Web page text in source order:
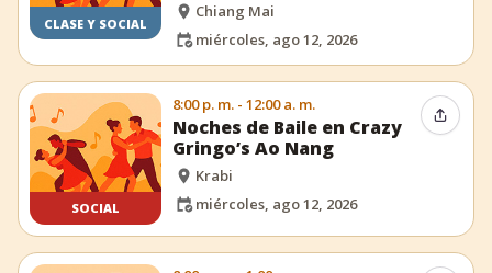
CLASE Y SOCIAL
Chiang Mai
miércoles, ago 12, 2026
SOCIAL
8:00 p. m. - 12:00 a. m.
Noches de Baile en Crazy
Gringo’s Ao Nang
Krabi
miércoles, ago 12, 2026